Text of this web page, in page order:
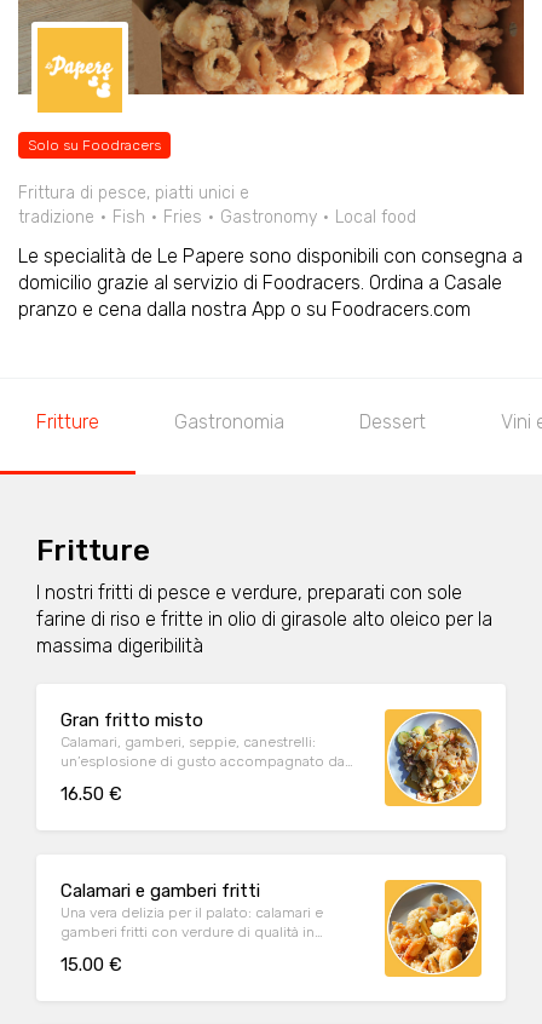
Solo su Foodracers
Frittura di pesce, piatti unici e
tradizione
Fish Fries Gastronomy Local food
Le specialità de Le Papere sono disponibili con consegna a
domicilio grazie al servizio di Foodracers. Ordina a Casale
pranzo e cena dalla nostra App o su Foodracers.com
Fritture Gastronomia Dessert Vini
Fritture
I nostri fritti di pesce e verdure, preparati con sole
farine di riso e fritte in olio di girasole alto oleico per la
massima digeribilità
Gran fritto misto
Calamari, gamberi, seppie, canestrelli:
un’esplosione di gusto accompagnato da
16.50 €
Calamari e gamberi fritti
Una vera delizia per il palato: calamari e
gamberi fritti con verdure di qualità in
15.00 €